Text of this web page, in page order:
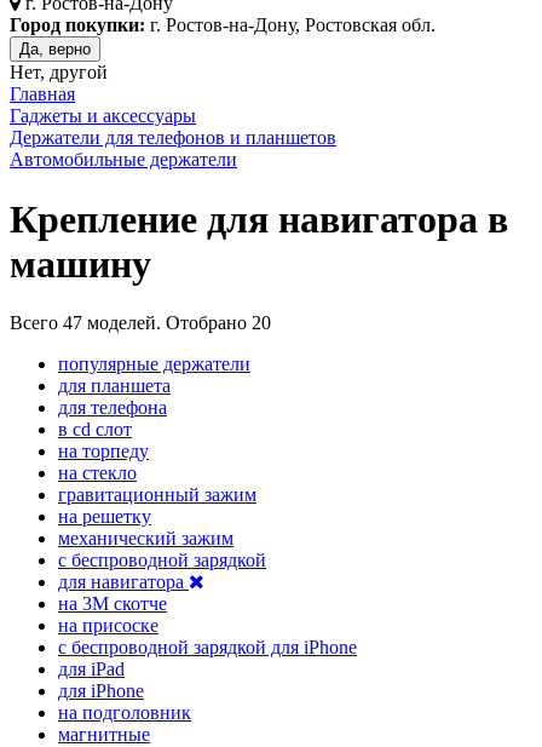
Город покупки: г. Ростов-на-Дону, Ростовская обл.
Да, верно
Нет, другой
Главная
Гаджеты и аксессуары
Держатели для телефонов и планшетов
Автомобильные держатели
Крепление для навигатора в
машину
Всего 47 моделей. Отобрано 20
популярные держатели
для планшета
для телефона
в cd слот
на торпеду
на стекло
гравитационный зажим
на решетку
механический зажим
с беспроводной зарядкой
для навигатора
на 3М скотче
на присоске
с беспроводной зарядкой для iPhone
для iPad
для iPhone
на подголовник
магнитные